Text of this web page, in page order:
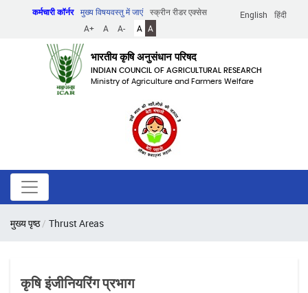
English हिंदी
कर्मचारी कॉर्नर मुख्य विषयवस्तु में जाएं
स्क्रीन रीडर एक्सेस
A+
A A- A A
भारतीय कृषि अनुसंधान परिषद
INDIAN COUNCIL OF AGRICULTURAL RESEARCH
Ministry of Agriculture and Farmers Welfare
पग
मुख्य पृष्ठ Thrust Areas
कृषि इंजीनियरिंग प्रभाग